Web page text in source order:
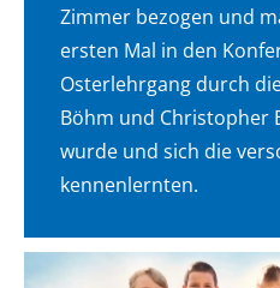
Zimmer bezogen und
ersten Mal in den
Osterlehrgang durch
Böhm und Christopher
wurde und sich die
kennenlernten.